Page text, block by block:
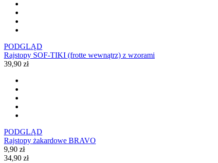
PODGLĄD
Rajstopy SOF-TIKI (frotte wewnątrz) z wzorami
39,90 zł
PODGLĄD
Rajstopy żakardowe BRAVO
9,90 zł
34,90 zł